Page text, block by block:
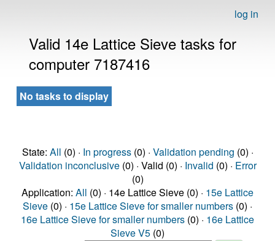
log in
Valid 14e Lattice Sieve tasks for
computer 7187416
No tasks to display
State: All (0) · In progress(0) · Validation pending (0) ·
Validation inconclusive(0) · Valid (0) · Invalid (0) · Error
(0)
Application: All (0) · 14e Lattice Sieve (0) · 15e Lattice
Sieve (0) · 15e Lattice Sieve for smaller numbers (0) ·
16e Lattice Sieve for smaller numbers (0) · 16e Lattice
Sieve V5 (0)